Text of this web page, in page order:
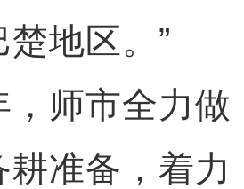
地区。”
师市全力做
准备，着力